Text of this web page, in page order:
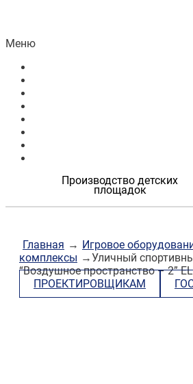
Меню
Производство детских
площадок
Главная → Игровое
комплексы →Уличный
“Воздушное пространство – 2”
ПРОЕКТИРОВЩИКАМ